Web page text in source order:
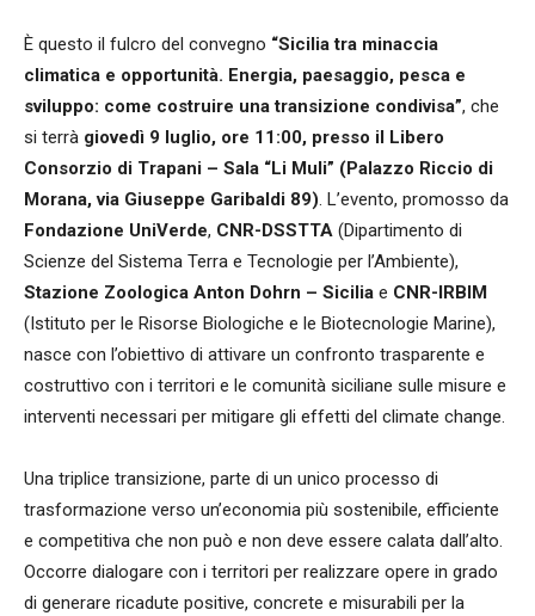
È questo il fulcro del convegno “Sicilia tra minaccia
climatica e opportunità. Energia, paesaggio, pesca e
sviluppo: come costruire una transizione condivisa”, che
si terrà giovedì 9 luglio, ore 11:00, presso il Libero
Consorzio di Trapani – Sala “Li Muli” (Palazzo Riccio di
Morana, via Giuseppe Garibaldi 89). L’evento, promosso da
Fondazione UniVerde, CNR-DSSTTA (Dipartimento di
Scienze del Sistema Terra e Tecnologie per l’Ambiente),
Stazione Zoologica Anton Dohrn – Sicilia e CNR-IRBIM
(Istituto per le Risorse Biologiche e le Biotecnologie Marine),
nasce con l’obiettivo di attivare un confronto trasparente e
costruttivo con i territori e le comunità siciliane sulle misure e
interventi necessari per mitigare gli effetti del climate change.
Una triplice transizione, parte di un unico processo di
trasformazione verso un’economia più sostenibile, efficiente
e competitiva che non può e non deve essere calata dall’alto.
Occorre dialogare con i territori per realizzare opere in grado
di generare ricadute positive, concrete e misurabili per la